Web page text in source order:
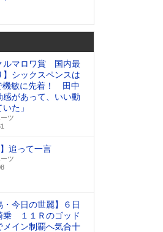
ルマロワ賞 国内最
】シックスペンスは
機敏に先着！ 田中
感があって、いい動
た」
ツ
】追って一言
ツ
・今日の世麗】６日
乗 １１Ｒのゴッド
メイン制覇へ気合十